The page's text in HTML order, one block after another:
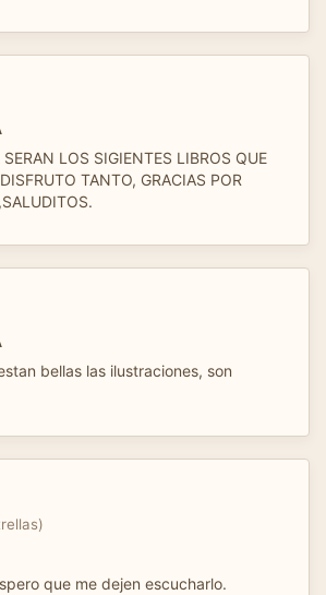
LOS SIGIENTES LIBROS QUE
TANTO, GRACIAS POR
bellas las ilustraciones, son
que me dejen escucharlo.